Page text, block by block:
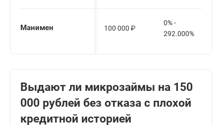
Манимен 100 000 ₽
0% -
292.000%
Выдают ли микрозаймы на 150
000 рублей без отказа с плохой
кредитной историей